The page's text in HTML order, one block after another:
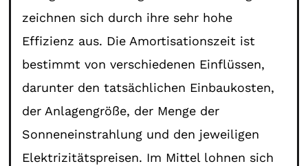
zeichnen sich durch ihre sehr hohe
Effizienz aus. Die Amortisationszeit ist
bestimmt von verschiedenen Einflüssen,
darunter den tatsächlichen Einbaukosten,
der Anlagengröße, der Menge der
Sonneneinstrahlung und den jeweiligen
Elektrizitätspreisen. Im Mittel lohnen sich